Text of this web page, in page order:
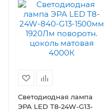
Светодиодная лампа
ЭРА LED T8-24W-G13-